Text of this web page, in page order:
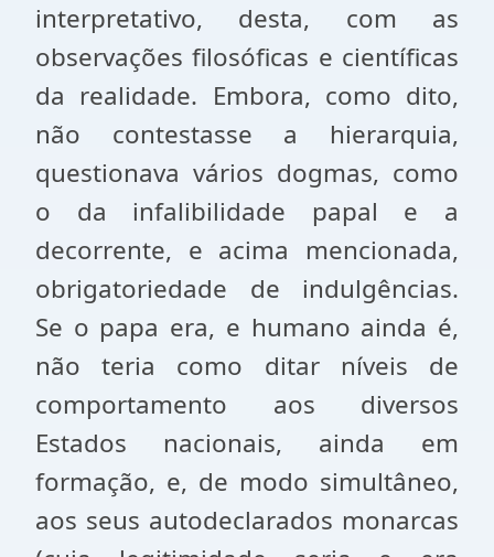
interpretativo, desta, com as
observações filosóficas e científicas
da realidade. Embora, como dito,
não contestasse a hierarquia,
questionava vários dogmas, como
o da infalibilidade papal e a
decorrente, e acima mencionada,
obrigatoriedade de indulgências.
Se o papa era, e humano ainda é,
não teria como ditar níveis de
comportamento aos diversos
Estados nacionais, ainda em
formação, e, de modo simultâneo,
aos seus autodeclarados monarcas